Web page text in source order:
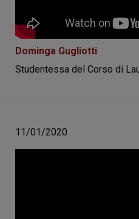
Dominga Gugliotti
Studentessa del Corso di
11/01/2020